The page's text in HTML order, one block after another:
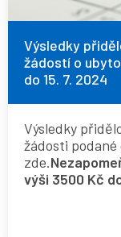
ubytování
studentů
ČVUT
15.
2024
Výsledky
žádostí o
do 15. 7. 2024
Výsledky
žádosti podané
zde.
výši 3500 Kč